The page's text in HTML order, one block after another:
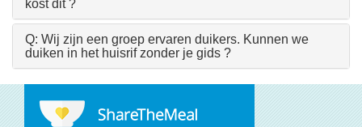
kost dit ?
Q: Wij zijn een groep ervaren duikers. Kunnen we
duiken in het huisrif zonder je gids ?